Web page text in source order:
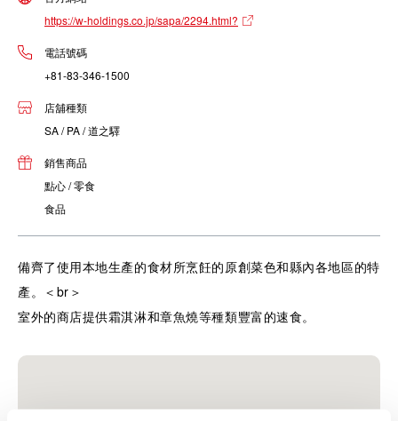
https://w-holdings.co.jp/sapa/2294.html?
電話號碼
+81-83-346-1500
店舖種類
SA / PA / 道之驛
銷售商品
點心 / 零食
食品
備齊了使用本地生產的食材所烹飪的原創菜色和縣內各地區的特
產。＜br＞
室外的商店提供霜淇淋和章魚燒等種類豐富的速食。